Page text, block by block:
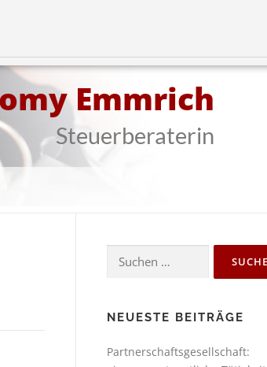
Emmrich
Steuerberaterin
NEUESTE BEITRÄGE
Partnerschaftsgesellschaft: